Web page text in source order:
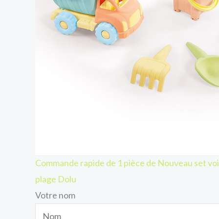
Commande rapide de 1 pièce de Nouveau set
plage Dolu
Votre nom